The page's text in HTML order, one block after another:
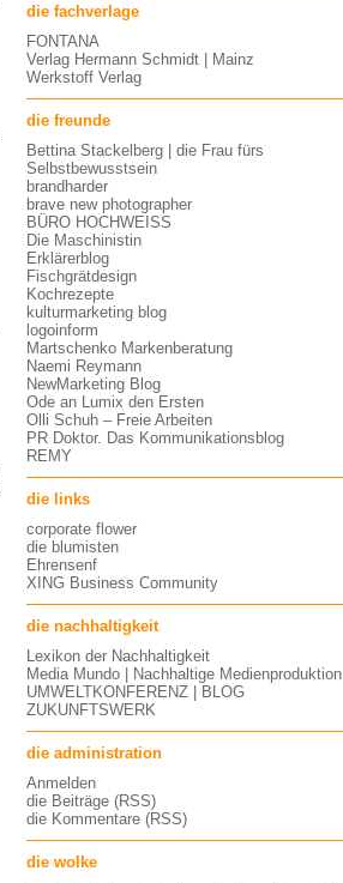
die fachverlage
FONTANA
Verlag Hermann Schmidt | Mainz
Werkstoff Verlag
die freunde
Bettina Stackelberg | die Frau fürs
Selbstbewusstsein
brandharder
brave new photographer
BÜRO HOCHWEISS
Die Maschinistin
Erklärerblog
Fischgrätdesign
Kochrezepte
kulturmarketing blog
logoinform
Martschenko Markenberatung
Naemi Reymann
NewMarketing Blog
Ode an Lumix den Ersten
Olli Schuh – Freie Arbeiten
PR Doktor. Das Kommunikationsblog
REMY
die links
corporate flower
die blumisten
Ehrensenf
XING Business Community
die nachhaltigkeit
Lexikon der Nachhaltigkeit
Media Mundo | Nachhaltige Medienproduktion
UMWELTKONFERENZ | BLOG
ZUKUNFTSWERK
die administration
Anmelden
die Beiträge (RSS)
die Kommentare (RSS)
die wolke